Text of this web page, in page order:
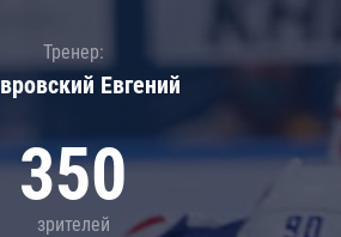
Тренер:
Евгений
350
зрителей